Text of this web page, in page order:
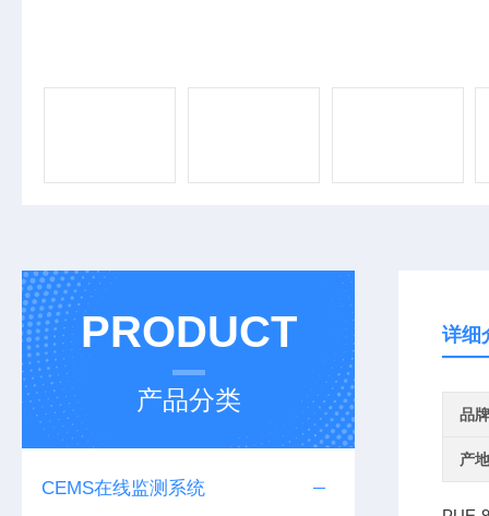
PRODUCT
产品分类
CEMS在线监测系统
详细
品牌
产